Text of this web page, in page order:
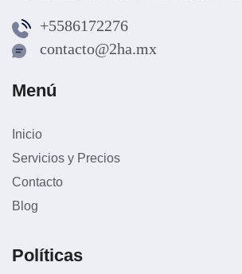
+5586172276
contacto@2ha.mx
Menú
Inicio
Servicios y Precios
Contacto
Blog
Políticas